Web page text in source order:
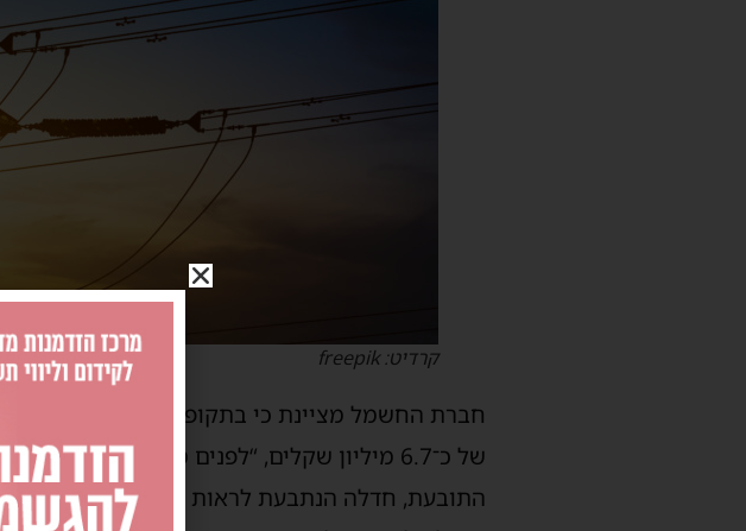
קרדיט: freepik
התובעת, חדלה הנתבעת לראות בהנחה אקט חד-